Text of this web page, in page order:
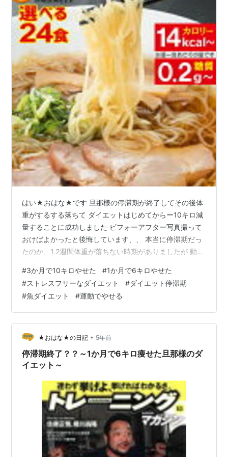
はい★おはな★です 旦那様の停滞期が終了してその後体
重がするする落ちて ダイエットはじめてからー10キロ減
量することに成功しました ビフォーアフター写真撮って
おけばよかったと後悔しています、、 本当に停滞期だっ
たのか、1.2週間体重が落ちない時期がありましたが 動き
は3か月弱ですね 運動しすぎて、食欲が落ちてからごは
んの量をダイエット前より減らしていたのですが 減らし
た量でおなか一杯らしく それ以上は体が欲しないように
なったみたいです 胃がかなり小さくなったようです
ね。。。 それでも一般的な定食のごはん大盛分くらいは
食べてますけどね。。。 ★…
#3か月で10キロやせた #1か月で6キロやせた
#ストレスフリーなダイエット #ダイエット停滞期
#魚ダイエット #運動でやせる
★おはな★の日記 • 5年前
停滞期終了？？～1か月で6キロ痩せた旦那様のダ
イエット～